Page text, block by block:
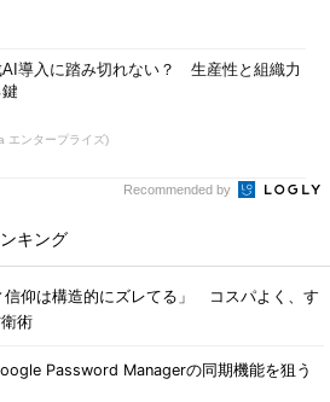
AI導入に踏み切れない？ 生産性と組織力
エンタープライズ)
Recommended by
キング
信仰は構造的にズレてる」 コスパよく、す
術
Password Managerの同期機能を狙う